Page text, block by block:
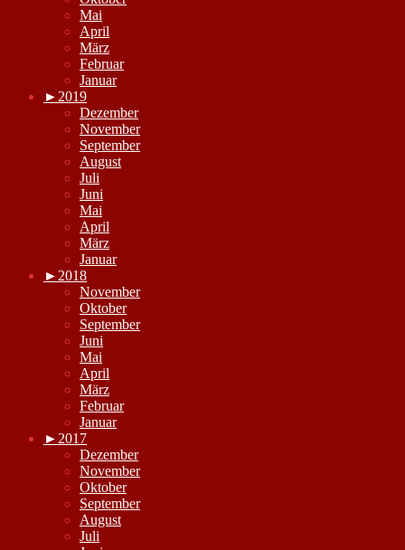
Mai
April
März
Februar
Januar
► 2019
Dezember
November
September
August
Juli
Juni
Mai
April
März
Januar
► 2018
November
Oktober
September
Juni
Mai
April
März
Februar
Januar
► 2017
Dezember
November
Oktober
September
August
Juli